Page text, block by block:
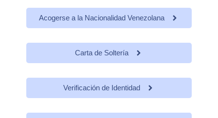
Acogerse a la Nacionalidad Venezolana
Carta de Soltería
Verificación de Identidad